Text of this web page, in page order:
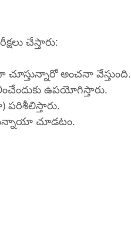
చేస్తారు:
చూస్తున్నారో అంచనా వేస్తుంది.
ముందు భాగాన్ని మాగ్నిఫికేషన్‌తో పరిశీలించేందుకు ఉపయోగిస్తారు.
పరిశీలిస్తారు.
చూడటం.